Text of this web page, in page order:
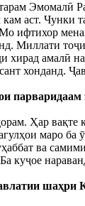
Эмомалӣ
аст.
ифтихор
Миллати
хирад амалӣ
хонданд.
парваридаам
Ҳар
маро
ва
шаҳри